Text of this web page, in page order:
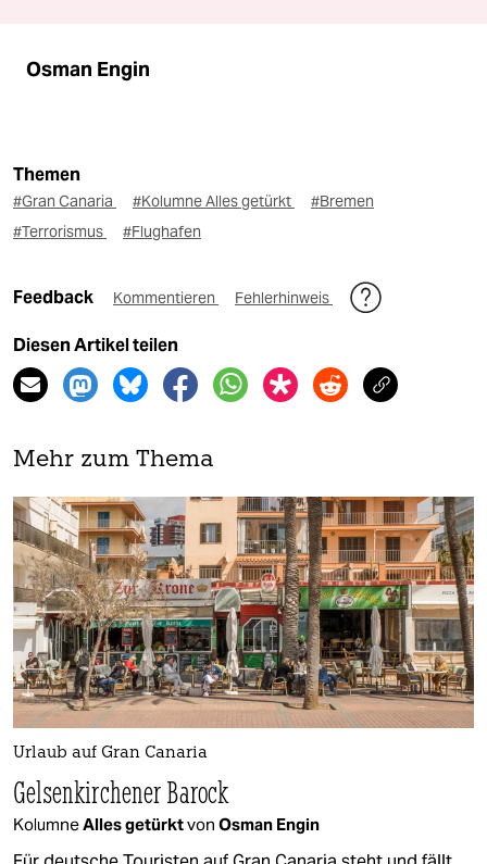
Osman Engin
Themen
#Gran Canaria #Kolumne Alles getürkt
#Bremen
#Terrorismus
#Flughafen
Feedback Kommentieren Fehlerhinweis
Diesen Artikel teilen
Mehr zum Thema
Urlaub auf Gran Canaria
Gelsenkirchener Barock
KolumneAlles getürktvon Osman Engin